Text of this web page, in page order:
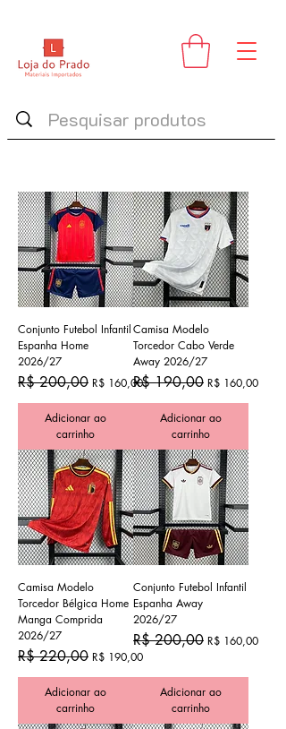
Conjunto Futebol Infantil
Espanha Home
2026/27
Preço normal
R$ 200,00 Preço promocional
R$ 160,00
Adicionar ao
carrinho
Camisa Modelo
Torcedor Cabo Verde
Away 2026/27
Preço normal
R$ 190,00 Preço
R$ 160,00
Adicionar ao
carrinho
Camisa Modelo
Torcedor Bélgica Home
Manga Comprida
2026/27
Preço normal
R$ 220,00 Preço promocional
R$ 190,00
Adicionar ao
carrinho
Conjunto Futebol Infantil
Espanha Away
2026/27
Preço normal
R$ 200,00 Preço
R$ 160,00
Adicionar ao
carrinho